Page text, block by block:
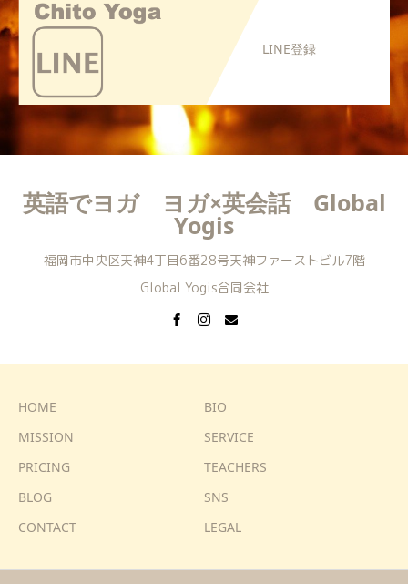
LINE登録
英語でヨガ ヨガ×英会話 Global
Yogis
福岡市中央区天神4丁目6番28号天神ファーストビル7階
Global Yogis合同会社
HOME
BIO
MISSION
SERVICE
PRICING
TEACHERS
BLOG
SNS
CONTACT
LEGAL